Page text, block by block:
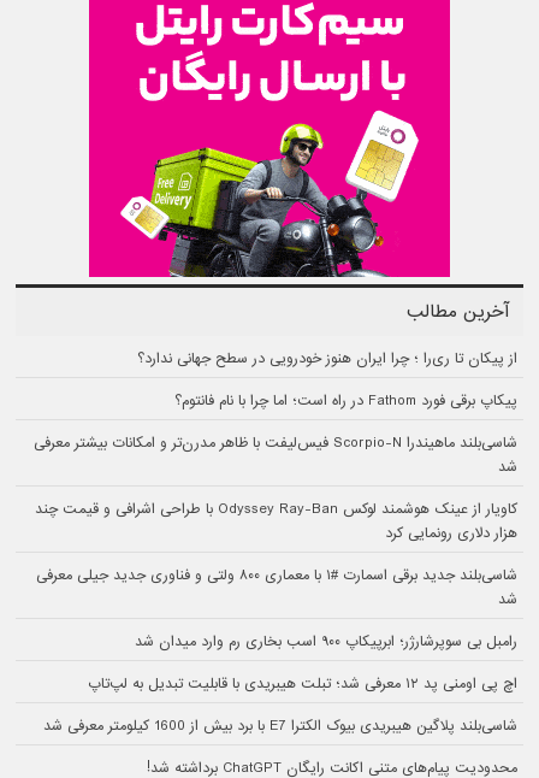
آخرین مطالب
از پیکان تا ری‌را ؛ چرا ایران هنوز خودرویی در سطح جهانی ندارد؟
پیکاپ برقی فورد Fathom در راه است؛ اما چرا با نام فانتوم؟
شاسی‌بلند ماهیندرا Scorpio-N فیس‌لیفت با ظاهر مدرن‌تر و امکانات بیشتر معرفی
شد
کاویار از عینک هوشمند لوکس Odyssey Ray-Ban با طراحی اشرافی و قیمت چند
هزار دلاری رونمایی کرد
شاسی‌بلند جدید برقی اسمارت #۱ با معماری ۸۰۰ ولتی و فناوری جدید جیلی معرفی
شد
رامبل بی سوپرشارژر؛ ابرپیکاپ ۹۰۰ اسب بخاری رم وارد میدان شد
اچ پی اومنی پد ۱۲ معرفی شد؛ تبلت هیبریدی با قابلیت تبدیل به لپ‌تاپ
شاسی‌بلند پلاگین هیبریدی بیوک الکترا E7 با برد بیش از 1600 کیلومتر معرفی شد
محدودیت پیام‌های متنی اکانت رایگان ChatGPT برداشته شد!